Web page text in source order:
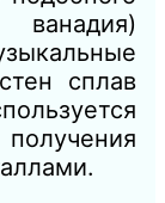
сплав